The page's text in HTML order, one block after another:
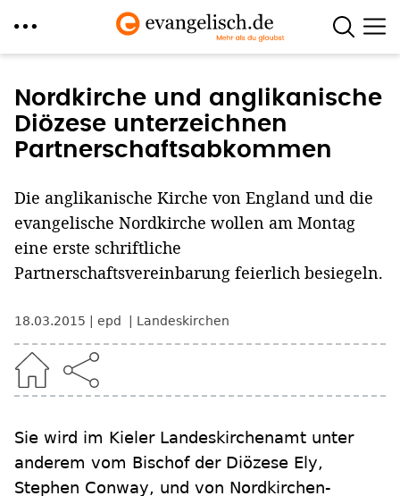
zum
Inhalt
Nordkirche und anglikanische
Diözese unterzeichnen
Partnerschaftsabkommen
Die anglikanische Kirche von England und die
evangelische Nordkirche wollen am Montag
eine erste schriftliche
Partnerschaftsvereinbarung feierlich besiegeln.
18.03.2015 epd Landeskirchen
Sie wird im Kieler Landeskirchenamt unter
anderem vom Bischof der Diözese Ely,
Stephen Conway, und von Nordkirchen-